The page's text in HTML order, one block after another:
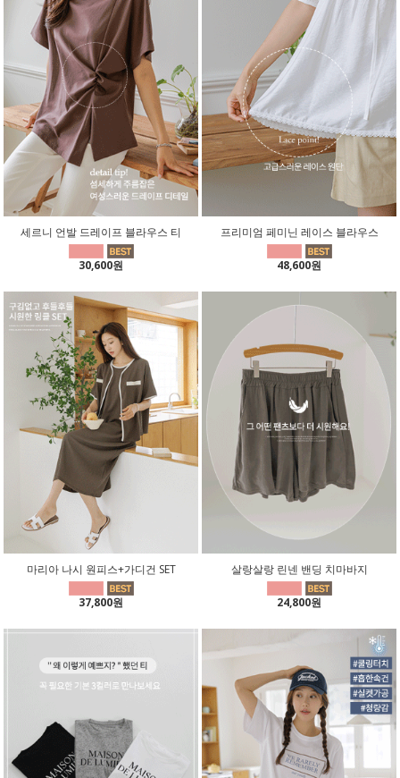
세르니 언발 드레이프 블라우스 티
30,600원
프리미엄 페미닌 레이스 블라우스
48,600원
마리아 나시 원피스+가디건 SET
37,800원
살랑살랑 린넨 밴딩 치마바지
24,800원